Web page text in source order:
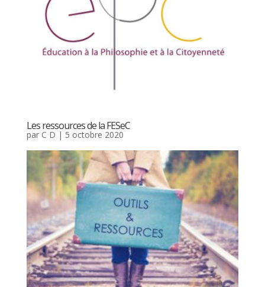
Les ressources de la FESeC
par C D | 5 octobre 2020